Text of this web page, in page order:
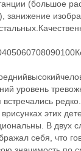
(большое
занижение
уровень
встречались
этих
В двух
себя, что